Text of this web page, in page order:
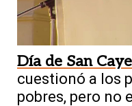
Día de San
cuestionó a los
pobres, pero no